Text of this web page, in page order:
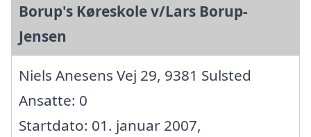
Borup's Køreskole v/Lars Borup-
Jensen
Niels Anesens Vej 29, 9381 Sulsted
Ansatte: 0
Startdato: 01. januar 2007,